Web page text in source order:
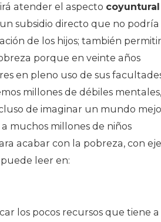
atender el aspecto coyuntural
subsidio directo que no podría
de los hijos; también
porque en veinte años
en pleno uso de sus
millones de débiles mentales,
de imaginar un mundo
muchos millones de niños
acabar con la pobreza, con eje
leer en:
los pocos recursos que tiene a